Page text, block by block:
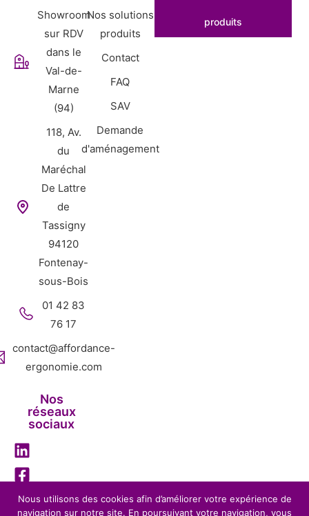
Showroom
sur RDV
dans le
Val-de-
Marne
(94)
118, Av.
du
Maréchal
De Lattre
de
Tassigny
94120
Fontenay-
sous-Bois
01 42 83
76 17
contact@affordance-
ergonomie.com
Nos
réseaux
sociaux
Nos solutions
produits
Contact
FAQ
SAV
Demande
d'aménagement
produits
Nous utilisons des cookies afin d’améliorer votre expérience de
navigation sur notre site. En poursuivant votre navigation, vous